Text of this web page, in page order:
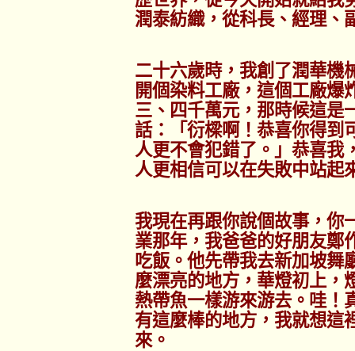
潤泰紡織，從科長、經理、
二十六歲時，我創了潤華機
開個染料工廠，這個工廠爆
三、四千萬元，那時候這是
話：「衍樑啊！恭喜你得到
人更不會犯錯了。」恭喜我
人更相信可以在失敗中站起
我現在再跟你說個故事，你
業那年，我爸爸的好朋友鄭
吃飯。他先帶我去新加坡舞
麼漂亮的地方，華燈初上，
熱帶魚一樣游來游去。哇！
有這麼棒的地方，我就想這
來。